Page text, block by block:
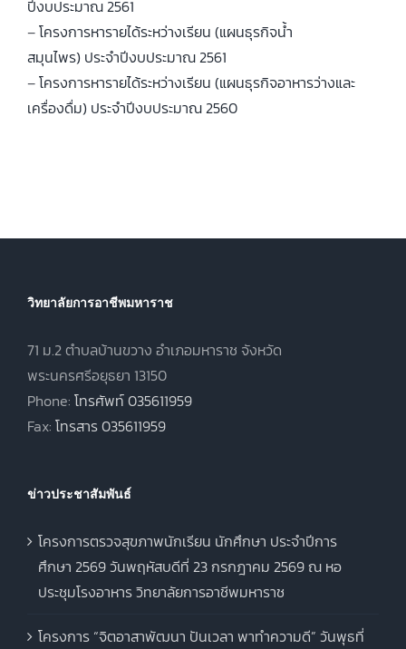
ปีงบประมาณ 2561
–โครงการหารายได้ระหว่างเรียน (แผนธุรกิจน้ำ
สมุนไพร) ประจำปีงบประมาณ 2561
–โครงการหารายได้ระหว่างเรียน (แผนธุรกิจอาหารว่างและ
เครื่องดื่ม) ประจำปีงบประมาณ 2560
วิทยาลัยการอาชีพมหาราช
71 ม.2 ตำบลบ้านขวาง อำเภอมหาราช จังหวัด
พระนครศรีอยุธยา 13150
Phone: โทรศัพท์ 035611959
Fax: โทรสาร 035611959
ข่าวประชาสัมพันธ์
โครงการตรวจสุขภาพนักเรียน นักศึกษา ประจำปีการ
ศึกษา 2569 วันพฤหัสบดีที่ 23 กรกฎาคม 2569 ณ หอ
ประชุมโรงอาหาร วิทยาลัยการอาชีพมหาราช
โครงการ “จิตอาสาพัฒนา ปันเวลา พาทำความดี” วันพุธที่